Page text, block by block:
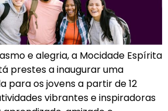
e alegria, a Mocidade Espírita
prestes a inaugurar uma
para os jovens a partir de 12
vibrantes e inspiradoras